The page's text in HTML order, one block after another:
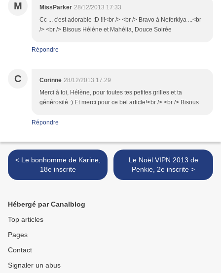
M MissParker 28/12/2013 17:33
Cc ... c'est adorable :D !!!<br /> <br /> Bravo à Neferkiya ...<br
/> <br /> Bisous Hélène et Mahélia, Douce Soirée
Répondre
C Corinne 28/12/2013 17:29
Merci à toi, Hélène, pour toutes tes petites grilles et ta
générosité :) Et merci pour ce bel article!<br /> <br /> Bisous
Répondre
< Le bonhomme de Karine,
18e inscrite
Le Noël VIPN 2013 de
Penkie, 2e inscrite >
Hébergé par Canalblog
Top articles
Pages
Contact
Signaler un abus